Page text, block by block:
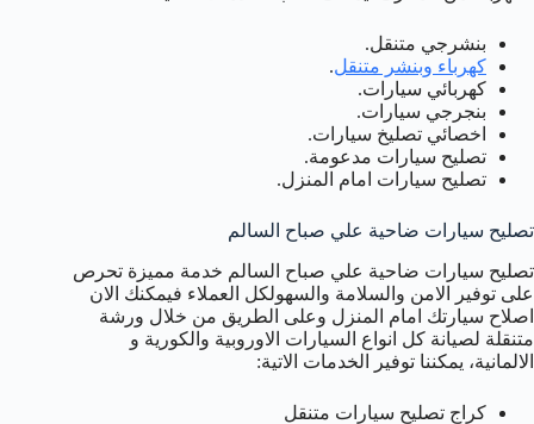
بنشرجي متنقل.
كهرباء وبنشر متنقل.
كهربائي سيارات.
بنجرجي سيارات.
اخصائي تصليخ سيارات.
تصليح سيارات مدعومة.
تصليح سيارات امام المنزل.
تصليح سيارات ضاحية علي صباح السالم
تصليح سيارات ضاحية علي صباح السالم خدمة مميزة تحرص
على توفير الامن والسلامة والسهولكل العملاء فيمكنك الان
اصلاح سيارتك امام المنزل وعلى الطريق من خلال ورشة
متنقلة لصيانة كل انواع السيارات الاوروبية والكورية و
الالمانية، يمكننا توفير الخدمات الاتية:
كراج تصليح سيارات متنقل